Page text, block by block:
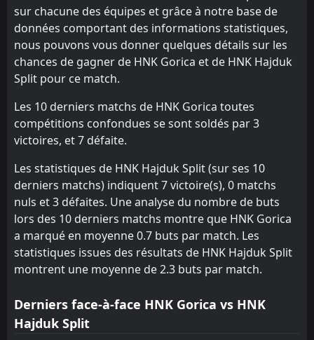
22
sur chacune des équipes et grâce à notre base de
données comportant des informations statistiques,
nous pouvons vous donner quelques détails sur les
chances de gagner de HNK Gorica et de HNK Hajduk
Split pour ce match.
Les 10 derniers matchs de HNK Gorica toutes
compétitions confondues se sont soldés par 3
victoires, et 7 défaite.
Les statistiques de HNK Hajduk Split (sur ses 10
derniers matchs) indiquent 7 victoire(s), 0 matchs
nuls et 3 défaites. Une analyse du nombre de buts
lors des 10 derniers matchs montre que HNK Gorica
a marqué en moyenne 0.7 buts par match. Les
statistiques issues des résultats de HNK Hajduk Split
montrent une moyenne de 2.3 buts par match.
Derniers face-à-face HNK Gorica vs HNK
Hajduk Split